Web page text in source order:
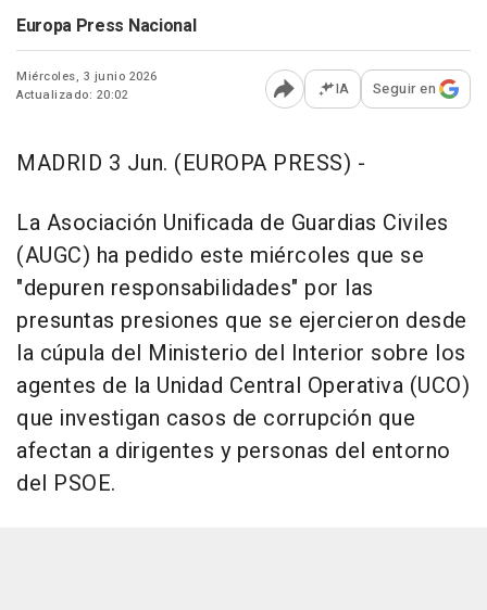
Europa Press Nacional
Miércoles, 3 junio 2026
Actualizado: 20:02
Abrir opciones para
IA Seguir en
MADRID 3 Jun. (EUROPA PRESS) -
La Asociación Unificada de Guardias Civiles
(AUGC) ha pedido este miércoles que se
"depuren responsabilidades" por las
presuntas presiones que se ejercieron desde
la cúpula del Ministerio del Interior sobre los
agentes de la Unidad Central Operativa (UCO)
que investigan casos de corrupción que
afectan a dirigentes y personas del entorno
del PSOE.